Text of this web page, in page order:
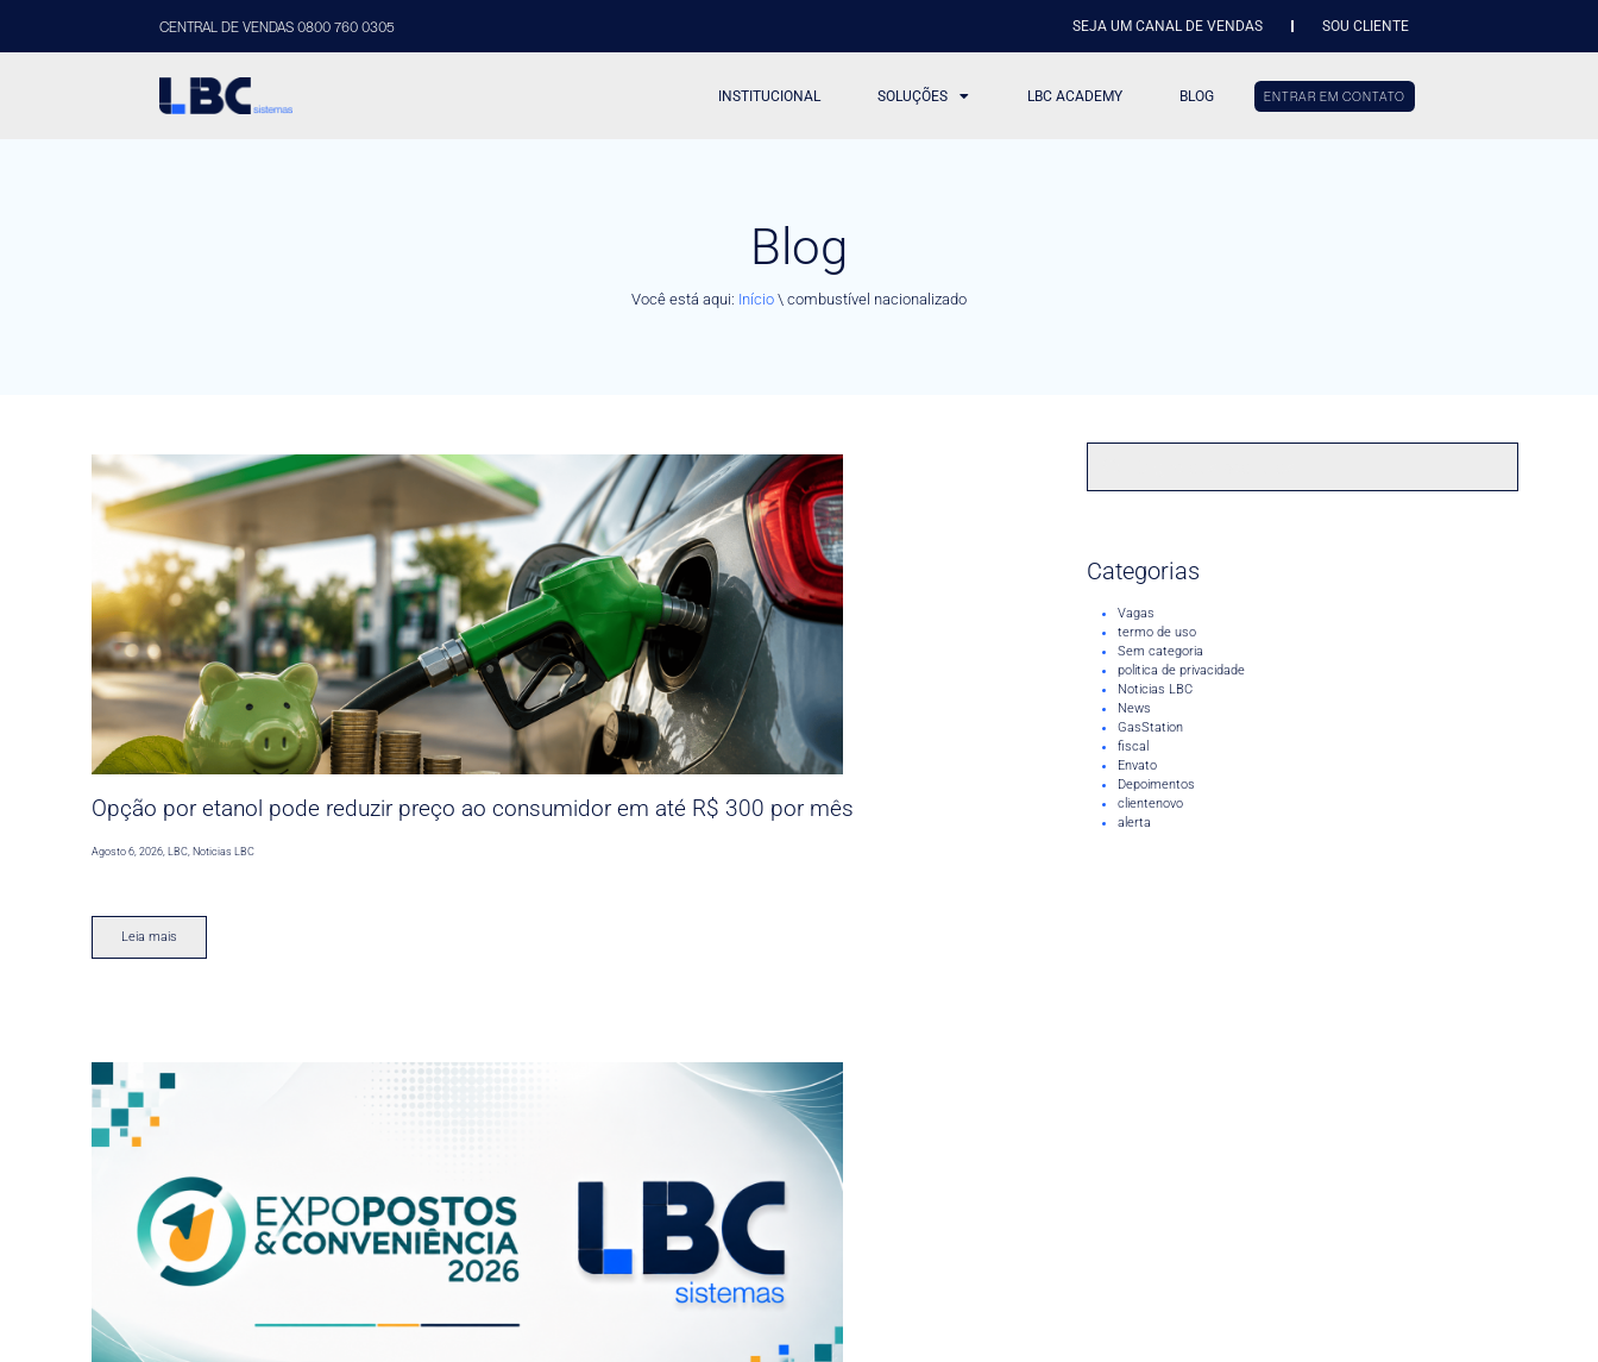
CENTRAL DE VENDAS 0800 760 0305 SEJA UM CANAL DE VENDAS SOU CLIENTE
INSTITUCIONAL SOLUÇÕES LBC ACADEMY BLOG ENTRAR EM CONTATO
Blog
Você está aqui: Início \ combustível nacionalizado
Opção por etanol pode reduzir preço ao consumidor em até R$ 300 por mês
Agosto 6, 2026,LBC,Noticias LBC
Leia mais
Categorias
Vagas
termo de uso
Sem categoria
politica de privacidade
Noticias LBC
News
GasStation
fiscal
Envato
Depoimentos
clientenovo
alerta